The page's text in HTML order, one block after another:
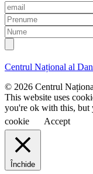
E
m
a
i
l
P
r
e
n
m
N
u
m
e
Centrul Național al
© 2026 Centrul
This website uses
you're ok with this, but
cookie
Accept
Închide